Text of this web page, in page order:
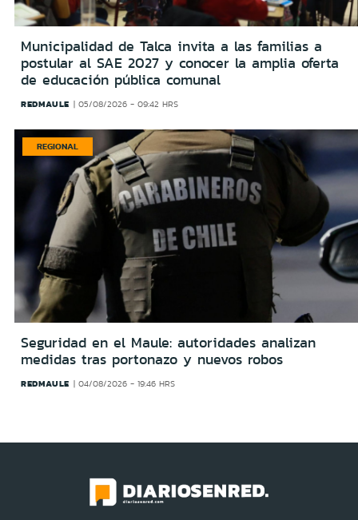
Municipalidad de Talca invita a las familias a
postular al SAE 2027 y conocer la amplia oferta
de educación pública comunal
REDMAULE 05/08/2026 - 09:42 HRS
REGIONAL
Seguridad en el Maule: autoridades analizan
medidas tras portonazo y nuevos robos
REDMAULE 04/08/2026 - 19:46 HRS